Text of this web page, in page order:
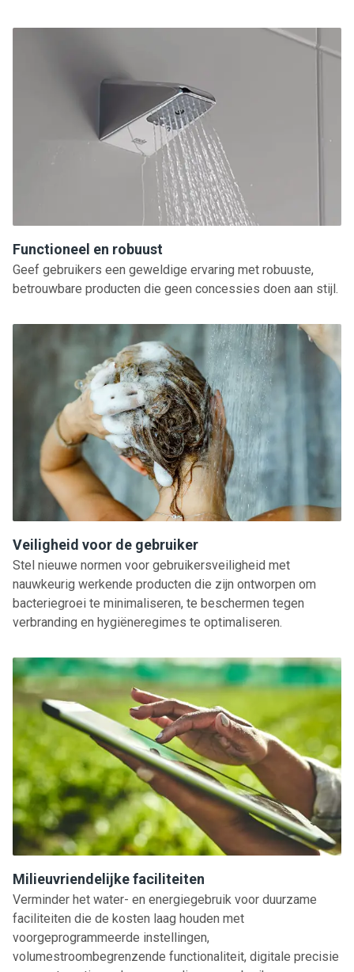
Functioneel en robuust
Geef gebruikers een geweldige ervaring met robuuste,
betrouwbare producten die geen concessies doen aan stijl.
Veiligheid voor de gebruiker
Stel nieuwe normen voor gebruikersveiligheid met
nauwkeurig werkende producten die zijn ontworpen om
bacteriegroei te minimaliseren, te beschermen tegen
verbranding en hygiëneregimes te optimaliseren.
Milieuvriendelijke faciliteiten
Verminder het water- en energiegebruik voor duurzame
faciliteiten die de kosten laag houden met
voorgeprogrammeerde instellingen,
volumestroombegrenzende functionaliteit, digitale precisie